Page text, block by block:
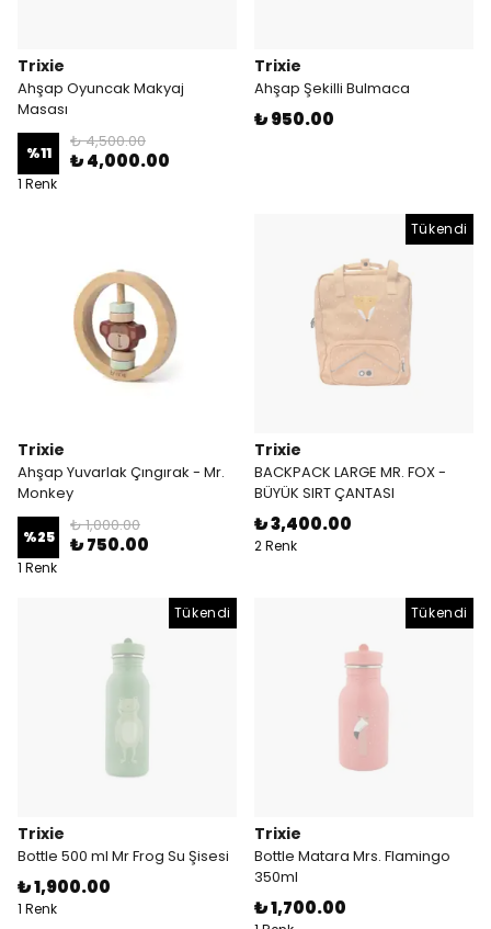
Trixie
Ahşap Oyuncak Makyaj
Masası
%11
₺ 4,500.00
₺ 4,000.00
1 Renk
Trixie
Ahşap Şekilli Bulmaca
₺ 950.00
Trixie
Ahşap Yuvarlak Çıngırak - Mr.
Monkey
%25
₺ 1,000.00
₺ 750.00
1 Renk
Tükendi
Trixie
BACKPACK LARGE MR. FOX -
BÜYÜK SIRT ÇANTASI
₺ 3,400.00
2 Renk
Tükendi
Trixie
Bottle 500 ml Mr Frog Su Şisesi
₺ 1,900.00
1 Renk
Tükendi
Trixie
Bottle Matara Mrs. Flamingo
350ml
₺ 1,700.00